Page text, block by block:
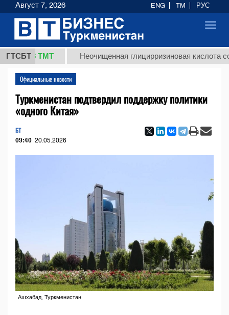
ГТСБТ
ТМТ Неочищенная глицирризиновая кислота
Официальные новости
Туркменистан подтвердил поддержку политики
«одного Китая»
БТ
09:40 20.05.2026
Ашхабад, Туркменистан
Август 7, 2026 ENG TM РУС